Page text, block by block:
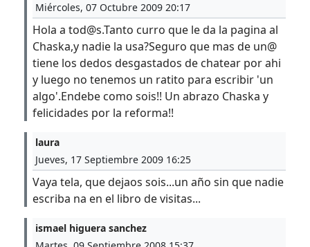
Miércoles, 07 Octubre 2009 20:17
Hola a tod@s.Tanto curro que le da la pagina al
Chaska,y nadie la usa?Seguro que mas de un@
tiene los dedos desgastados de chatear por ahi
y luego no tenemos un ratito para escribir 'un
algo'.Endebe como sois!! Un abrazo Chaska y
felicidades por la reforma!!
laura
Jueves, 17 Septiembre 2009 16:25
Vaya tela, que dejaos sois...un año sin que nadie
escriba na en el libro de visitas...
ismael higuera sanchez